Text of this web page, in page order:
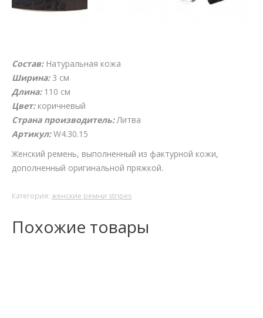
Состав: Натуральная кожа
Ширина:3 см
Длина:110 см
Цвет: коричневый
Страна производитель:Литва
Артикул:W4.30.15
Женский ремень, выполненный из фактурной кожи,
дополненный оригинальной пряжкой.
Категория: женские ремни stripes
Похожие товары